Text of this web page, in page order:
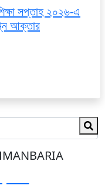
সপ্তাহ ২০২৬-এ
আক্তার